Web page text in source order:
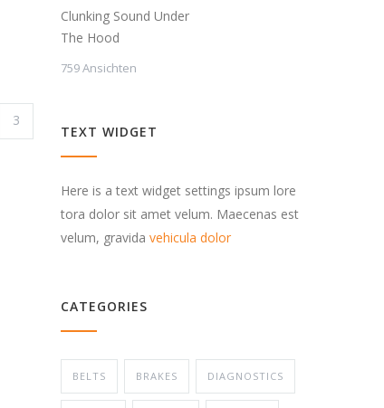
3
Clunking Sound Under
The Hood
759 Ansichten
TEXT WIDGET
Here is a text widget settings ipsum lore
tora dolor sit amet velum. Maecenas est
velum, gravida vehicula dolor
CATEGORIES
BELTS BRAKES DIAGNOSTICS